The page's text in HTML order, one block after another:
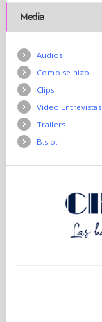
Media
Audios
Como se hizo
Clips
Vídeo Entrevistas
Trailers
B.s.o.